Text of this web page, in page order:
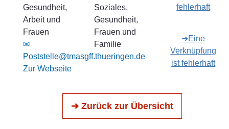
Gesundheit,
Arbeit und
Frauen
✉
Poststelle@tmasgff.thueringen.de
Zur Webseite
Soziales,
Gesundheit,
Frauen und
Familie
fehlerhaft
➔Eine
Verknüpfung
ist fehlerhaft
➔ Zurück zur Übersicht